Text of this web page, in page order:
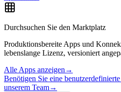
Durchsuchen Sie den Marktplatz
Produktionsbereite Apps und
lebenslange Lizenz, versioniert
Alle Apps anzeigen →
Benötigen Sie eine
unserem Team→